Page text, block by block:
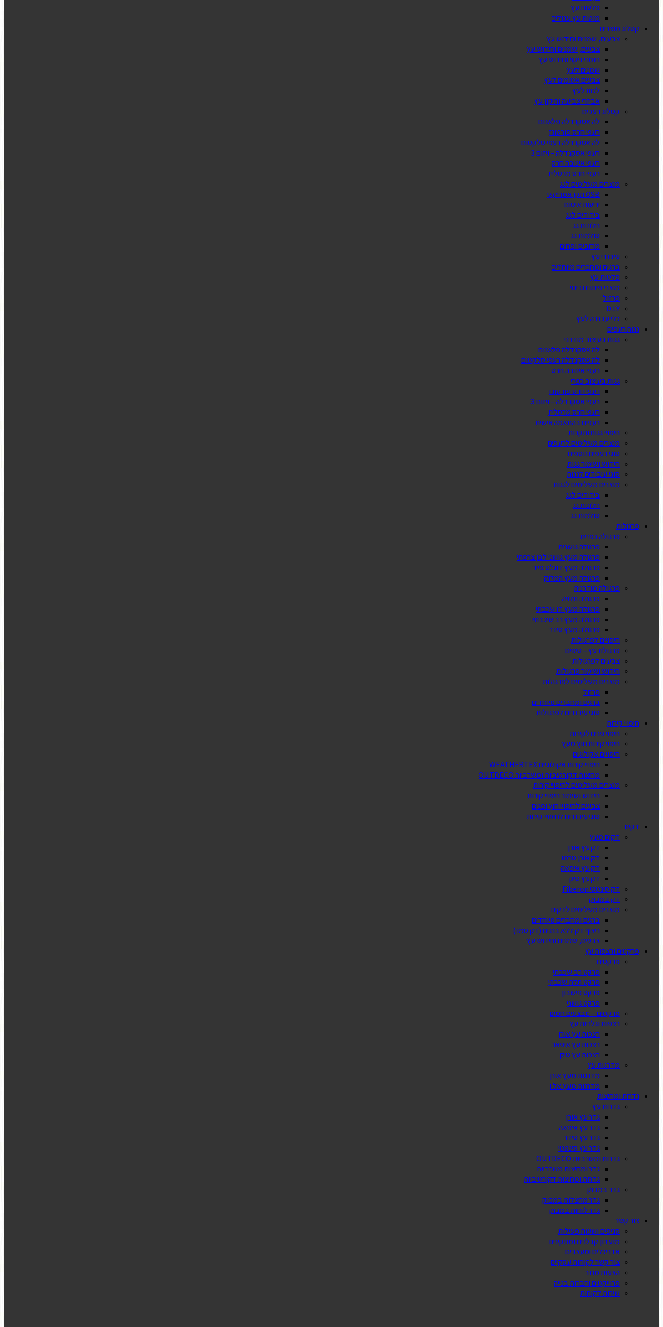
פלטות עץ
מוטות עץ עגולים
קטלוג מוצרים
צבעים, שמנים וחידוש עץ
צבעים, שמנים וחידוש עץ
חומרי ניקוי וחידוש עץ
שמנים לעץ
צבעים אטומים לעץ
לכות לעץ
אביזרי צביעה ותיקון עץ
קטלוג רעפים
לה אסקנדלה פלאנום
רעפי חרס פורטוגז
לה אסקנדלה רעפי סלקטום
רעפי אסקנדלה – ויזום 3
רעפי אינובה חרס
רעפי חרס מרסלייז
מוצרים משלימים לגג
OSB תקן אמריקאי
יריעות איטום
בידודים לגג
חלונות גג
סולמות גג
מרזבים ופחים
עיבודי עץ
ברגים ומחברים מיוחדים
פלטות עץ
מוצרי פיתוח ובינוי
פרזול
D.I.Y
כלי עבודה לעץ
גגות רעפים
גגות בעיצוב מודרני
לה אסקנדלה פלאנום
לה אסקנדלה רעפי סלקטום
רעפי אינובה חרס
גגות בעיצוב כפרי
רעפי חרס פורטוגז
רעפי אסקנדלה – ויזום 3
רעפי חרס מרסלייז
רעפים בהתאמה אישית
חיפויי גגות ותקרות
מוצרים משלימים לרעפים
סוגי רעפים נוספים
חידוש ושימור גגות
סוגי עיבודים לגגות
מוצרים משלימים לגגות
בידודים לגג
חלונות גג
סולמות גג
פרגולות
פרגולה כפרית
פרגולה גושנית
פרגולה מעץ גושני לבן צרפתי
פרגולה מעץ דוגלס פייר
פרגולה מעץ המלוק
פרגולה מודרנית
פרגולה תלויה
פרגולה מעץ דו שכבתי
פרגולה מעץ רב שיכבתי
פרגולה מעץ סידר
חיפויים לפרגולות
פרגולת עץ – טיפים
צבעים לפרגולות
חידוש ושימור פרגולות
מוצרים משלימים לפרגולות
פרזול
ברגים ומחברים מיוחדים
סוגי עיבודים לפרגולות
חיפויי קירות
חיפוי פנים לקירות
חיפוי קירות חוץ מעץ
חיפויים אקולוגים
חיפויי קירות אקולוגיים WEATHERTEX
מחיצות דקורטיביות ומשרביות OUTDECO
מוצרים משלימים לחיפויי קירות
חידוש ושימור חיפויי קירות
צבעים לחיפויי חוץ ופנים
סוגי עיבודים לחיפויי קירות
דקים
דקים מעץ
דק עץ אורן
דק אורן טרמו
דק עץ איפאה
דק עץ טיק
דק סינטטי Fiberon
דק במבוק
מוצרים משלימים לדקים
ברגים ומחברים מיוחדים
ריצוף דק ללא ברגים (דק סמוי)
צבעים, שמנים וחידוש עץ
פרקטים ורצפות עץ
פרקטים
פרקט רב שכבתי
פרקט תלת שכבתי
פרקט פישבון
פרקט גושני
פרקטים – מבצעים חמים
רצפות וגלריות עץ
רצפות עץ אורן
רצפות עץ איפאה
רצפות עץ טיק
מדרגות עץ
מדרגות מעץ אורן
מדרגות מעץ אלון
גדרות ומחיצות
גדרות עץ
גדר עץ אורן
גדר עץ איפאה
גדר עץ סידר
גדר עץ סינטטי
גדרות ומשרביות OUTDECO
גדר ומחיצות משרביות
גדרות ומחיצות דקורטיביות
גדר במבוק
גדר מחצלות במבוק
גדר לוחות במבוק
צור קשר
סניפים ושעות פעילות
מועדון קבלנים ומתקינים
אדריכלים ומעצבים
צור קשר לקוחות עסקיים
הצעות מחיר
פרוייקטים וחברות בנייה
שירות לקוחות